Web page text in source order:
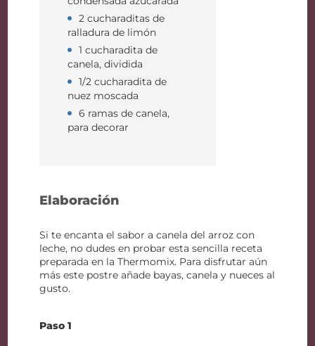
2 cucharaditas de
ralladura de limón
1 cucharadita de
canela, dividida
1/2 cucharadita de
nuez moscada
6 ramas de canela,
para decorar
Elaboración
Si te encanta el sabor a canela del arroz con
leche, no dudes en probar esta sencilla receta
preparada en la Thermomix. Para disfrutar aún
más este postre añade bayas, canela y nueces al
gusto.
Paso 1